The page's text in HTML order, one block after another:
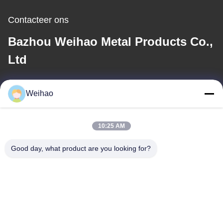
Contacteer ons
Bazhou Weihao Metal Products Co.,
Ltd
E-mail
408690175@qq.com
Ons adres
Weihao
10:25 AM
Good day, what product are you looking for?